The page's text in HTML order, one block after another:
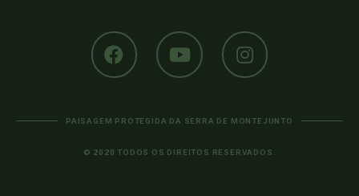
PAISAGEM PROTEGIDA DA SERRA DE MONTEJUNTO
© 2020 TODOS OS DIREITOS RESERVADOS.